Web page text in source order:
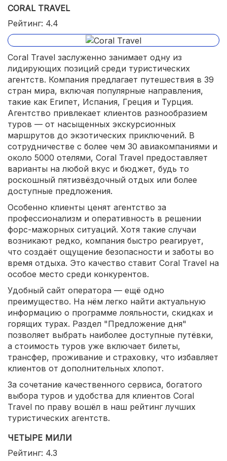
CORAL TRAVEL
Рейтинг: 4.4
Coral Travel заслуженно занимает одну из
лидирующих позиций среди туристических
агентств. Компания предлагает путешествия в 39
стран мира, включая популярные направления,
такие как Египет, Испания, Греция и Турция.
Агентство привлекает клиентов разнообразием
туров — от насыщенных экскурсионных
маршрутов до экзотических приключений. В
сотрудничестве с более чем 30 авиакомпаниями и
около 5000 отелями, Coral Travel предоставляет
варианты на любой вкус и бюджет, будь то
роскошный пятизвёздочный отдых или более
доступные предложения.
Особенно клиенты ценят агентство за
профессионализм и оперативность в решении
форс-мажорных ситуаций. Хотя такие случаи
возникают редко, компания быстро реагирует,
что создаёт ощущение безопасности и заботы во
время отдыха. Это качество ставит Coral Travel на
особое место среди конкурентов.
Удобный сайт оператора — ещё одно
преимущество. На нём легко найти актуальную
информацию о программе лояльности, скидках и
горящих турах. Раздел "Предложение дня"
позволяет выбрать наиболее доступные путёвки,
а стоимость туров уже включает билеты,
трансфер, проживание и страховку, что избавляет
клиентов от дополнительных хлопот.
За сочетание качественного сервиса, богатого
выбора туров и удобства для клиентов Coral
Travel по праву вошёл в наш рейтинг лучших
туристических агентств.
ЧЕТЫРЕ МИЛИ
Рейтинг: 4.3